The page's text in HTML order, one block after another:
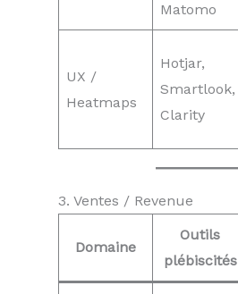
Matomo
UX /
Heatmaps
Hotjar,
Smartlook,
Clarity
3. Ventes / Revenue
Domaine
Outils
plébiscités